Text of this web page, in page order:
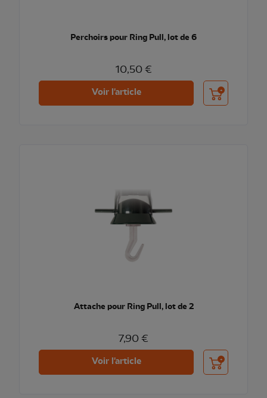
Perchoirs pour Ring Pull, lot de 6
10,50 €
Voir l'article Ajouter au
Attache pour Ring Pull, lot de 2
7,90 €
Voir l'article Ajouter au